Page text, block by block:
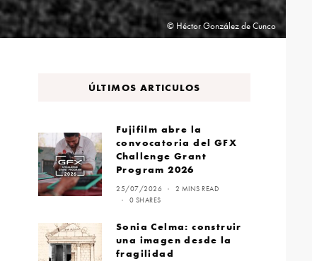
© Héctor González de Cunco
ÚLTIMOS ARTICULOS
Fujifilm abre la
convocatoria del GFX
Challenge Grant
Program 2026
25/07/2026
2 MINS READ
0 SHARES
Sonia Celma: construir
una imagen desde la
fragilidad